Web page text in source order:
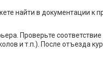
найти в документации к
Проверьте
и т.п.). После отъезда